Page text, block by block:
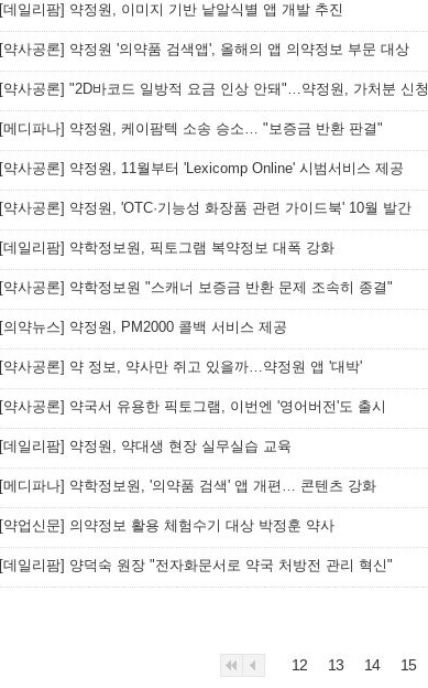
[데일리팜] 약정원, 이미지 기반 낱알식별 앱 개발 추진
[약사공론] 약정원 '의약품 검색앱', 올해의 앱 의약정보 부문 대상
[약사공론] "2D바코드 일방적 요금 인상 안돼"…약정원, 가처분 신청
[메디파나] 약정원, 케이팜텍 소송 승소… "보증금 반환 판결"
[약사공론] 약정원, 11월부터 'Lexicomp Online' 시범서비스 제공
[약사공론] 약정원, 'OTC·기능성 화장품 관련 가이드북' 10월 발간
[데일리팜] 약학정보원, 픽토그램 복약정보 대폭 강화
[약사공론] 약학정보원 "스캐너 보증금 반환 문제 조속히 종결"
[의약뉴스] 약정원, PM2000 콜백 서비스 제공
[약사공론] 약 정보, 약사만 쥐고 있을까…약정원 앱 '대박'
[약사공론] 약국서 유용한 픽토그램, 이번엔 '영어버전'도 출시
[데일리팜] 약정원, 약대생 현장 실무실습 교육
[메디파나] 약학정보원, '의약품 검색' 앱 개편… 콘텐츠 강화
[약업신문] 의약정보 활용 체험수기 대상 박정훈 약사
[데일리팜] 양덕숙 원장 "전자화문서로 약국 처방전 관리 혁신"
12 13 14 15